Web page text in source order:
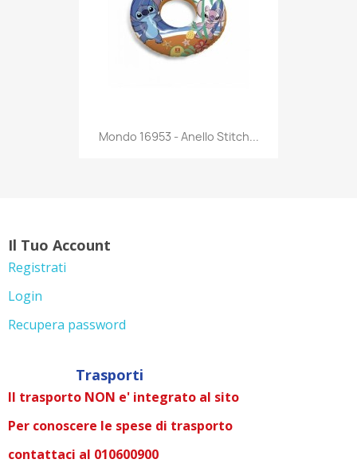
Anteprima
Mondo 16953 - Anello Stitch...
Il Tuo Account
Registrati
Login
Recupera password
Trasporti
Il trasporto NON e' integrato al sito
Per conoscere le spese di trasporto
contattaci al 010600900